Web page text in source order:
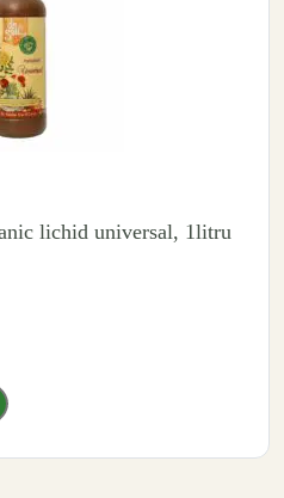
lichid universal, 1litru